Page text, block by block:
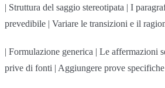
| Struttura del saggio stereotipata | I
prevedibile | Variare le transizioni e il
| Formulazione generica | Le affermazioni
prive di fonti | Aggiungere prove specifiche